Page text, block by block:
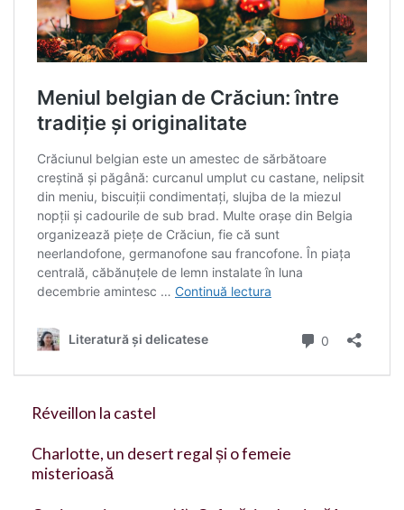
Réveillon la castel
Charlotte, un desert regal și o femeie
misterioasă